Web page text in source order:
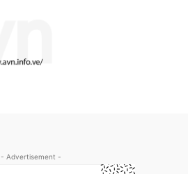
- Advertisement -